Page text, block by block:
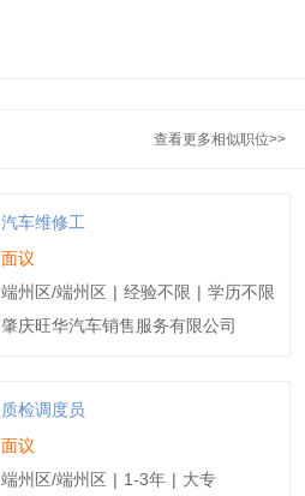
2023-04-10
查看更多相似职位>>
汽车维修工
面议
端州区/端州区 | 经验不限 | 学历不限
肇庆旺华汽车销售服务有限公司
质检调度员
面议
端州区/端州区 | 1-3年 | 大专